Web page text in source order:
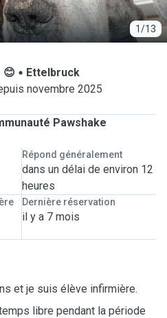
1/13
😊
Ettelbruck
novembre 2025
Pawshake
Répond généralement
dans un délai de environ 12
heures
Dernière réservation
il y a 7 mois
et je suis élève infirmière.
libre pendant la période